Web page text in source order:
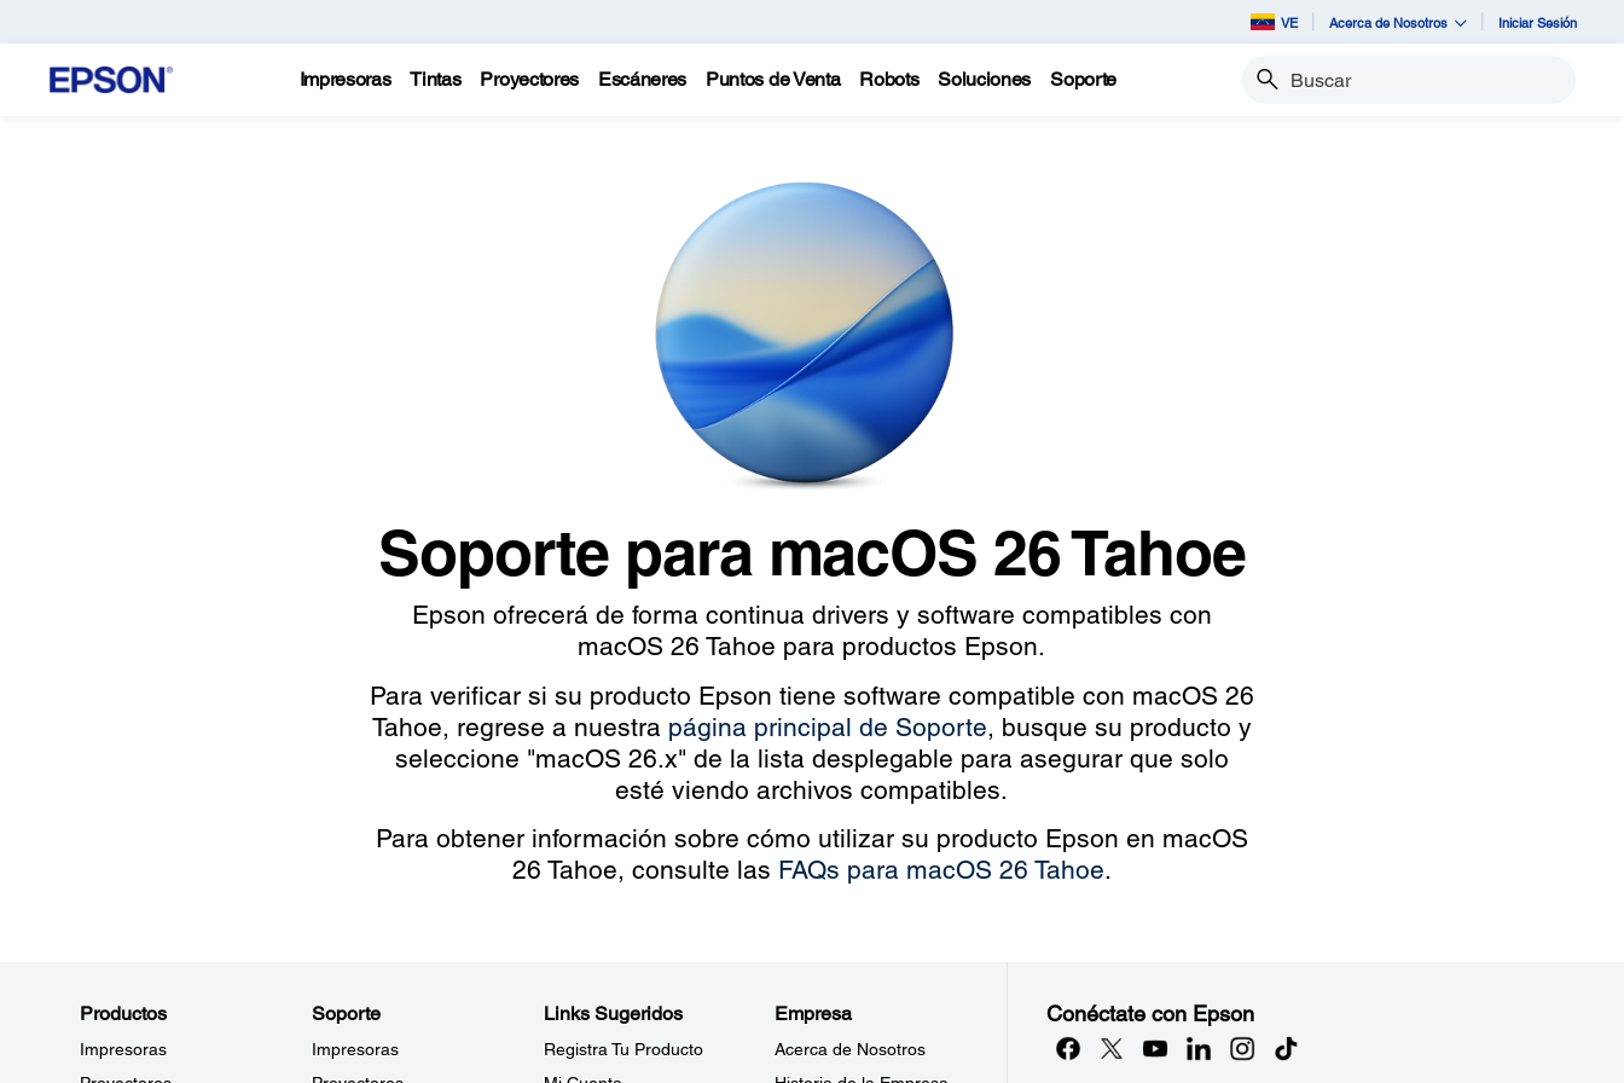
VE Acerca de Nosotros Iniciar Sesión
Impresoras Tintas Proyectores Escáneres Puntos de Venta Robots Soluciones Soporte Buscar
Soporte para macOS 26 Tahoe
Epson ofrecerá de forma continua drivers y software compatibles con
macOS 26 Tahoe para productos Epson.
Para verificar si su producto Epson tiene software compatible con macOS 26
Tahoe, regrese a nuestra página principal de Soporte, busque su producto y
seleccione "macOS 26.x" de la lista desplegable para asegurar que solo
esté viendo archivos compatibles.
Para obtener información sobre cómo utilizar su producto Epson en macOS
26 Tahoe, consulte las FAQs para macOS 26 Tahoe.
Productos
Impresoras
Soporte
Impresoras
Links Sugeridos
Registra Tu Producto
Empresa
Acerca de Nosotros
Conéctate con Epson